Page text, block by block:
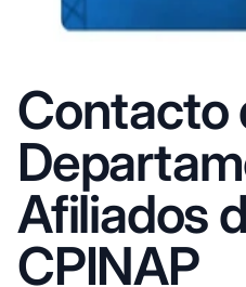
Contacto
Afiliados
CPINAP